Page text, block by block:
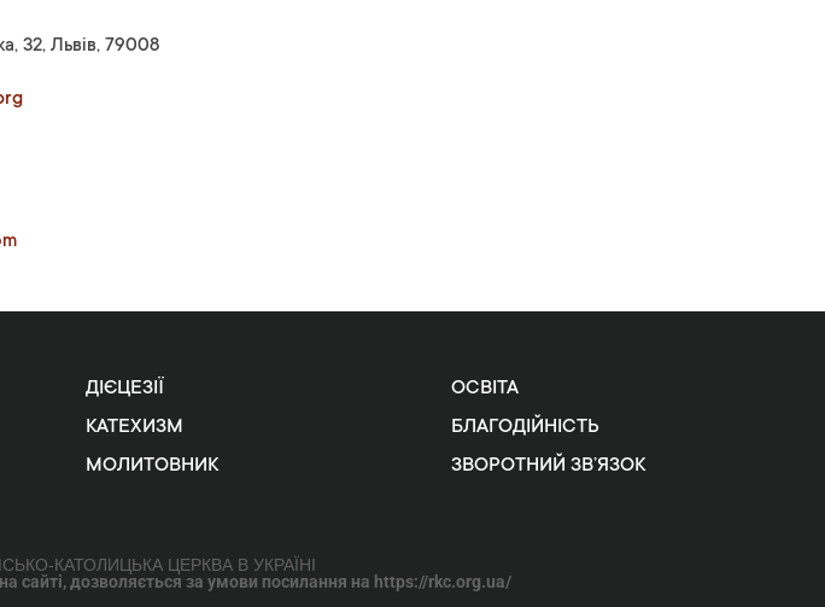
32, Львів, 79008
ДІЄЦЕЗІЇ
КАТЕХИЗМ
МОЛИТОВНИК
ОСВІТА
БЛАГОДІЙНІСТЬ
ЗВОРОТНИЙ ЗВ’ЯЗОК
КАТОЛИЦЬКА ЦЕРКВА В УКРАЇНІ
сайті, дозволяється за умови посилання на https://rkc.org.ua/